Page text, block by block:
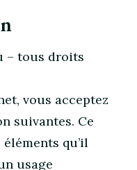
– tous droits
vous acceptez
suivantes. Ce
qu’il
usage